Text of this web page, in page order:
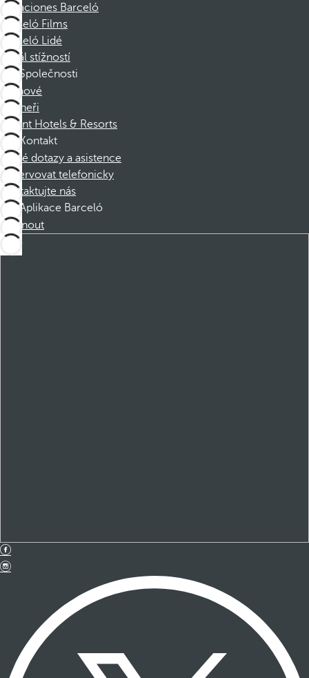
Vacaciones Barceló
Barceló Films
Barceló Lidé
Kanál stížností
Společnosti
Členové
Partneři
Dorint Hotels & Resorts
Kontakt
Časté dotazy a asistence
Rezervovat telefonicky
Kontaktujte nás
Aplikace Barceló
Stáhnout